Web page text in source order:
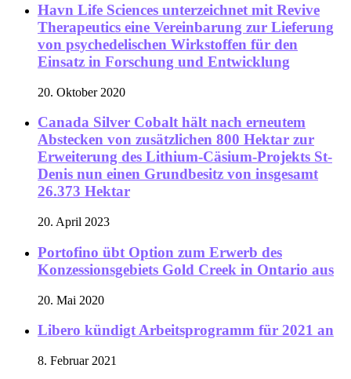
Havn Life Sciences unterzeichnet mit Revive
Therapeutics eine Vereinbarung zur Lieferung
von psychedelischen Wirkstoffen für den
Einsatz in Forschung und Entwicklung
20. Oktober 2020
Canada Silver Cobalt hält nach erneutem
Abstecken von zusätzlichen 800 Hektar zur
Erweiterung des Lithium-Cäsium-Projekts St-
Denis nun einen Grundbesitz von insgesamt
26.373 Hektar
20. April 2023
Portofino übt Option zum Erwerb des
Konzessionsgebiets Gold Creek in Ontario aus
20. Mai 2020
Libero kündigt Arbeitsprogramm für 2021 an
8. Februar 2021